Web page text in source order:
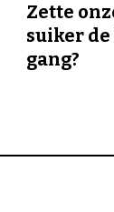
Zette
suiker
gang?